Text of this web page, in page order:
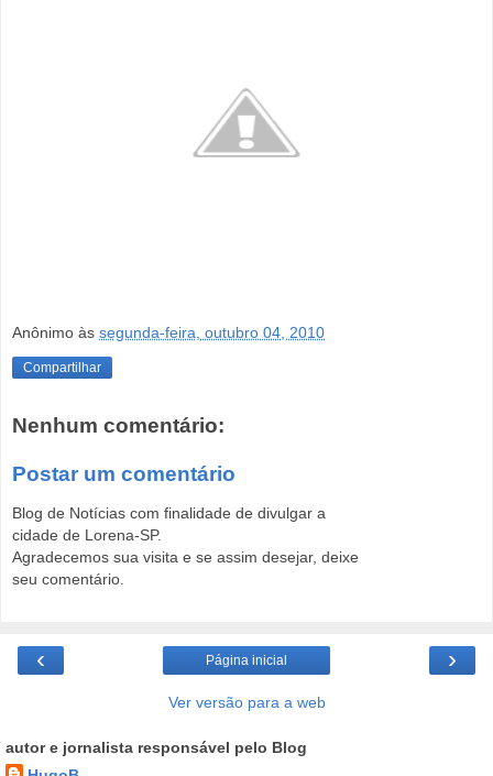
Anônimo às segunda-feira, outubro 04, 2010
Compartilhar
Nenhum comentário:
Postar um comentário
Blog de Notícias com finalidade de divulgar a
cidade de Lorena-SP.
Agradecemos sua visita e se assim desejar, deixe
seu comentário.
‹ ›
Página inicial
Ver versão para a web
autor e jornalista responsável pelo Blog